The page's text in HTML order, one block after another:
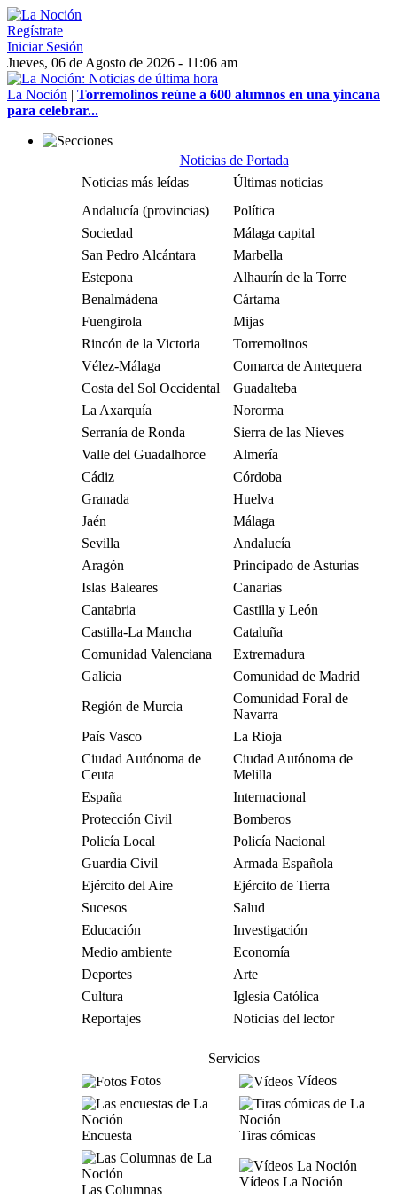
Regístrate
Iniciar Sesión
Jueves, 06 de Agosto de 2026 - 11:06 am
La Noción | Torremolinos reúne a 600 alumnos en una yincana
para celebrar...
Noticias de Portada
Noticias más leídas
Últimas noticias
Andalucía (provincias)
Política
Sociedad
Málaga capital
San Pedro Alcántara
Marbella
Estepona
Alhaurín de la Torre
Benalmádena
Cártama
Fuengirola
Mijas
Rincón de la Victoria
Torremolinos
Vélez-Málaga
Comarca de Antequera
Costa del Sol Occidental
Guadalteba
La Axarquía
Nororma
Serranía de Ronda
Sierra de las Nieves
Valle del Guadalhorce
Almería
Cádiz
Córdoba
Granada
Huelva
Jaén
Málaga
Sevilla
Andalucía
Aragón
Principado de Asturias
Islas Baleares
Canarias
Cantabria
Castilla y León
Castilla-La Mancha
Cataluña
Comunidad Valenciana
Extremadura
Galicia
Comunidad de Madrid
Región de Murcia
Comunidad Foral de
Navarra
País Vasco
La Rioja
Ciudad Autónoma de
Ceuta
Ciudad Autónoma de
Melilla
España
Internacional
Protección Civil
Bomberos
Policía Local
Policía Nacional
Guardia Civil
Armada Española
Ejército del Aire
Ejército de Tierra
Sucesos
Salud
Educación
Investigación
Medio ambiente
Economía
Deportes
Arte
Cultura
Iglesia Católica
Reportajes
Noticias del lector
Servicios
Fotos
Vídeos
Encuesta Tiras cómicas
Las Columnas
Vídeos La Noción